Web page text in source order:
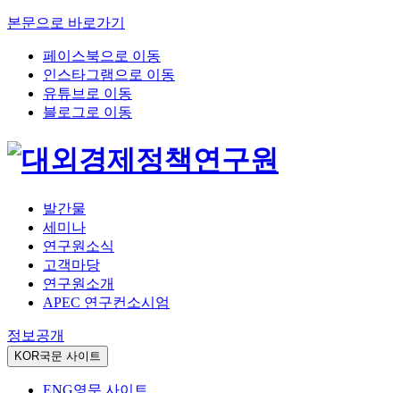
본문으로 바로가기
페이스북으로 이동
인스타그램으로 이동
유튜브로 이동
블로그로 이동
발간물
세미나
연구원소식
고객마당
연구원소개
APEC 연구컨소시엄
정보공개
KOR국문 사이트
ENG영문 사이트